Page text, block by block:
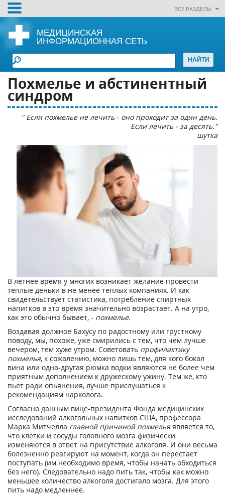
ВСЕ РАЗДЕЛЫ
МЕДИЦИНСКАЯ
ИНФОРМАЦИОННАЯ СЕТЬ
Похмелье и абстинентный
синдром
" Если похмелье не лечить - оно проходит за один день.
Если лечить - за десять."
шутка
В летнее время у многих возникает желание провести
теплые деньки в не менее теплых компаниях. И как
свидетельствует статистика, потребление спиртных
напитков в это время значительно возрастает. А на утро,
как это обычно бывает, - похмелье.
Воздавая должное Бахусу по радостному или грустному
поводу, мы, похоже, уже смирились с тем, что чем лучше
вечером, тем хуже утром. Советовать профилактику
похмелья, к сожалению, можно лишь тем, для кого бокал
вина или одна-другая рюмка водки являются не более чем
приятным дополнением к дружескому ужину. Тем же, кто
пьет ради опьянения, лучше прислушаться к
рекомендациям нарколога.
Согласно данным вице-президента Фонда медицинских
исследований алкогольных напитков США, профессора
Марка Митчелла главной причиной похмельяявляется то,
что клетки и сосуды головного мозга физически
изменяются в ответ на присутствие алкоголя. И они весьма
болезненно реагируют на момент, когда он перестает
поступать (им необходимо время, чтобы начать обходиться
без него). Следовательно надо пить так, чтобы как можно
меньшее количество алкоголя достигало мозга. Для этого
пить надо медленнее.